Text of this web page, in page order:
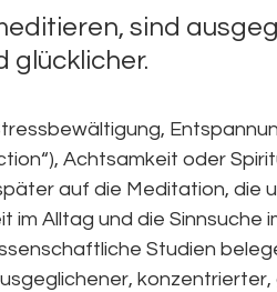
sind
glücklicher.
Achtsamkeit oder
auf die Meditation, die
Alltag und die Sinnsuche
Studien
konzentrierter,